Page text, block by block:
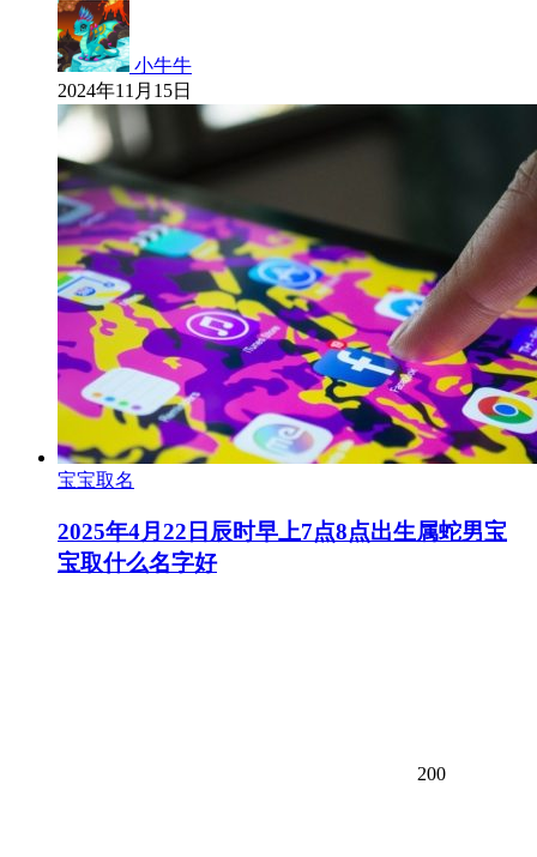
小牛牛
2024年11月15日
宝宝取名
2025年4月22日辰时早上7点8点出生属蛇男宝
宝取什么名字好
200